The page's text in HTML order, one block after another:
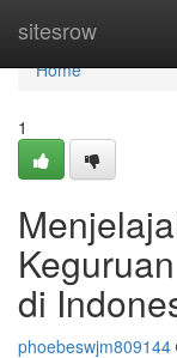
sitesrow
Home
Home
1
di
phoebeswjm809144